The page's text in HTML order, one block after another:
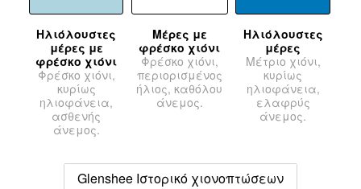
Ηλιόλουστες
μέρες με
φρέσκο χιόνι
Φρέσκο χιόνι,
κυρίως
ηλιοφάνεια,
ασθενής
άνεμος.
Μέρες με
φρέσκο χιόνι
Φρέσκο χιόνι,
περιορισμένος
ήλιος, καθόλου
άνεμος.
Ηλιόλουστες
μέρες
Μέτριο χιόνι,
κυρίως
ηλιοφάνεια,
ελαφρύς
άνεμος.
Glenshee Ιστορικό χιονοπτώσεων